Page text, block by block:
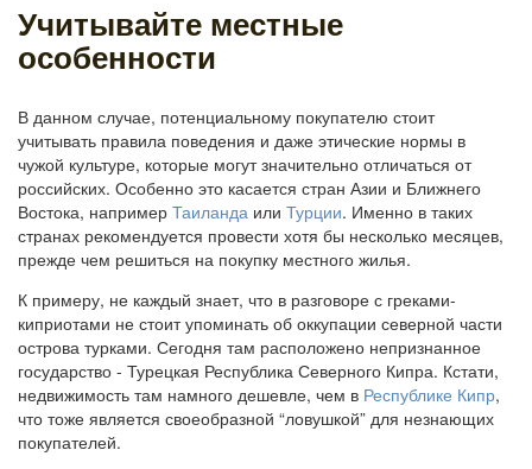
Учитывайте местные
особенности
В данном случае, потенциальному покупателю стоит
учитывать правила поведения и даже этические нормы в
чужой культуре, которые могут значительно отличаться от
российских. Особенно это касается стран Азии и Ближнего
Востока, например Таиланда или Турции. Именно в таких
странах рекомендуется провести хотя бы несколько месяцев,
прежде чем решиться на покупку местного жилья.
К примеру, не каждый знает, что в разговоре с греками-
киприотами не стоит упоминать об оккупации северной части
острова турками. Сегодня там расположено непризнанное
государство - Турецкая Республика Северного Кипра. Кстати,
недвижимость там намного дешевле, чем в Республике Кипр,
что тоже является своеобразной “ловушкой” для незнающих
покупателей.